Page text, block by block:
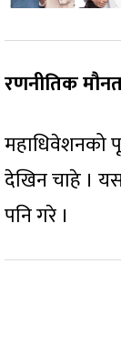
रणनीतिक
महाधिवेशनको
देखिन चाहे ।
पनि गरे ।